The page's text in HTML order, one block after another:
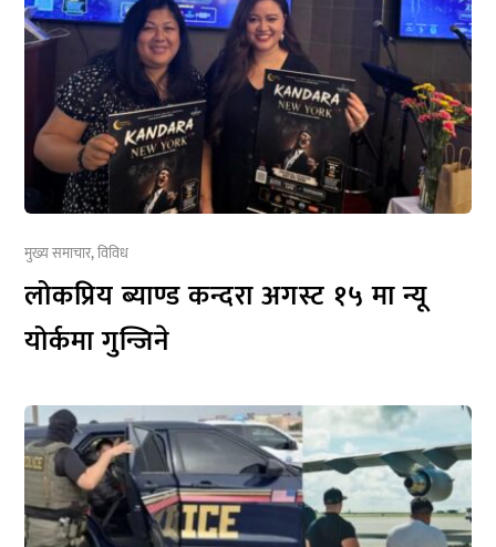
मुख्य समाचार,विविध
लोकप्रिय ब्याण्ड कन्दरा अगस्ट १५ मा न्यू
योर्कमा गुन्जिने